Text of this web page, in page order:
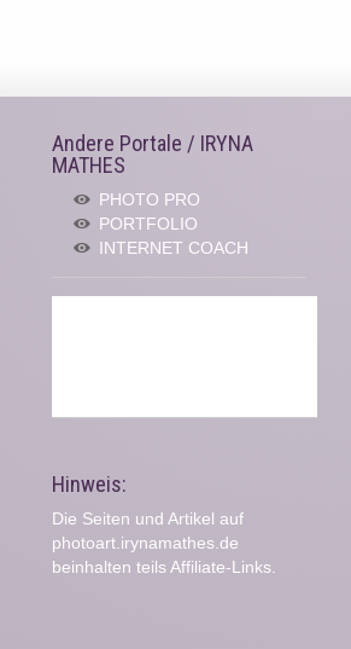
Andere Portale / IRYNA
MATHES
PHOTO PRO
PORTFOLIO
INTERNET COACH
Hinweis:
Die Seiten und Artikel auf
photoart.irynamathes.de
beinhalten teils Affiliate-Links.